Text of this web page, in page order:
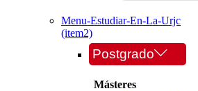
Menu-Estudiar-En-La-Urjc
(item2)
Postgrado
Másteres